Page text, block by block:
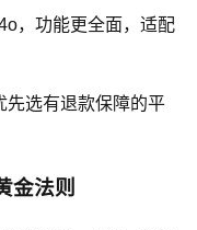
，功能更全面，适配
先选有退款保障的平
金法则